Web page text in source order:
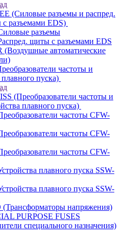
(Силовые разъемы и распред.
разъемами EDS)
разъемы
щиты с разъемами EDS
(Воздушные автоматические
частоты и
плавного пуска)
(Преобразователи частоты и
плавного пуска)
частоты CFW-
частоты CFW-
частоты CFW-
плавного пуска SSW-
плавного пуска SSW-
напряжения)
PURPOSE FUSES
специального назначения)